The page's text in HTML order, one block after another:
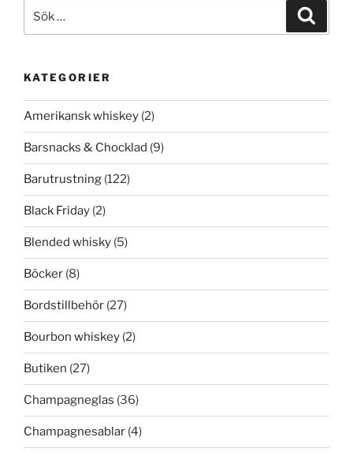
efter:
KATEGORIER
Amerikansk whiskey (2)
Barsnacks & Chocklad (9)
Barutrustning (122)
Black Friday (2)
Blended whisky (5)
Böcker (8)
Bordstillbehör (27)
Bourbon whiskey (2)
Butiken (27)
Champagneglas (36)
Champagnesablar (4)